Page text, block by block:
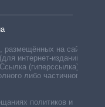
на сайте,
интернет-изданий —
(гиперссылка)
либо частичного
политиков и